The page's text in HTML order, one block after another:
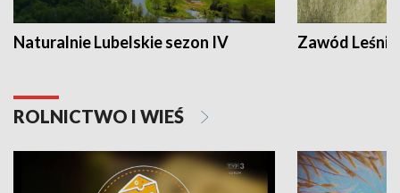
Naturalnie Lubelskie sezon IV Zawód Leśnik
ROLNICTWO I WIEŚ